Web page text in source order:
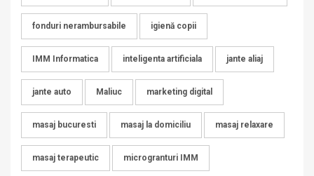
fonduri nerambursabile igienă copii
IMM Informatica inteligenta artificiala jante aliaj
jante auto Maliuc marketing digital
masaj bucuresti masaj la domiciliu masaj relaxare
masaj terapeutic microgranturi IMM